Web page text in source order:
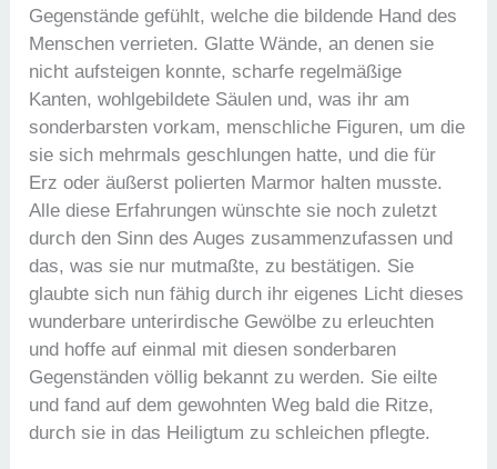
Gegenstände gefühlt, welche die bildende Hand des
Menschen verrieten. Glatte Wände, an denen sie
nicht aufsteigen konnte, scharfe regelmäßige
Kanten, wohlgebildete Säulen und, was ihr am
sonderbarsten vorkam, menschliche Figuren, um die
sie sich mehrmals geschlungen hatte, und die für
Erz oder äußerst polierten Marmor halten musste.
Alle diese Erfahrungen wünschte sie noch zuletzt
durch den Sinn des Auges zusammenzufassen und
das, was sie nur mutmaßte, zu bestätigen. Sie
glaubte sich nun fähig durch ihr eigenes Licht dieses
wunderbare unterirdische Gewölbe zu erleuchten
und hoffe auf einmal mit diesen sonderbaren
Gegenständen völlig bekannt zu werden. Sie eilte
und fand auf dem gewohnten Weg bald die Ritze,
durch sie in das Heiligtum zu schleichen pflegte.